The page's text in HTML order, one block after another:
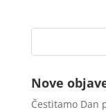
Nove
Čestitamo Dan